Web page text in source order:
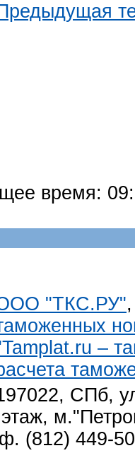
время:
"ТКС.РУ"
–
СПб,
(812) 449-